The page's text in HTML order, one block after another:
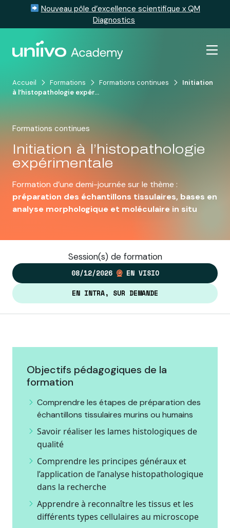
Nouveau pôle d’excellence scientifique x QM
Diagnostics
Accueil Formations Formations continues
Initiation
à l’histopathologie expér…
Formations continues
Initiation à l’histopathologie
expérimentale
Formation d’une demi-journée sur le thème :
préparation des échantillons tissulaires, bases en
analyse morphologique et moléculaire in situ
Session(s) de formation
08/12/2026
EN VISIO
EN INTRA, SUR DEMANDE
Objectifs pédagogiques de la
formation
Comprendre les étapes de préparation des
échantillons tissulaires murins ou humains
Savoir réaliser les lames histologiques de
qualité
Comprendre les principes généraux et
l’application de l’analyse histopathologique
dans la recherche
Apprendre à reconnaître les tissus et les
différents types cellulaires au microscope